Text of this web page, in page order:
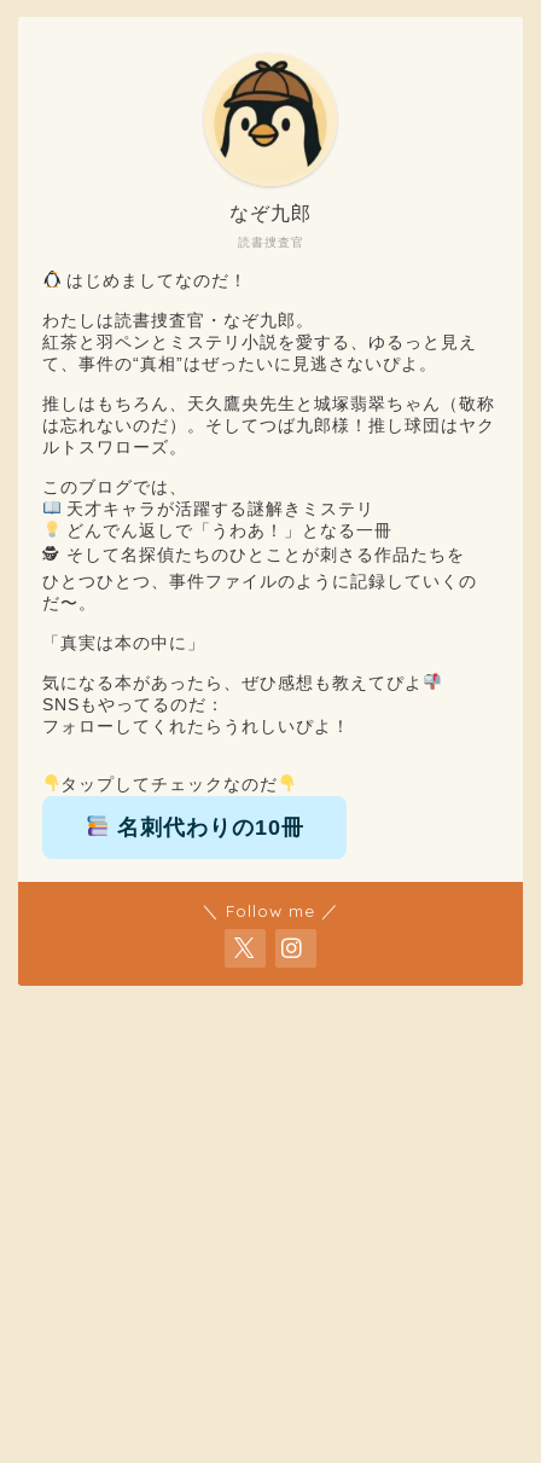
読書捜査官
なぞ九郎
はじめましてなのだ！
わたしは読書捜査官・なぞ九郎。
紅茶と羽ペンとミステリ小説を愛する、ゆるっと見え
て、事件の“真相”はぜったいに見逃さないぴよ。
推しはもちろん、天久鷹央先生と城塚翡翠ちゃん（敬称
は忘れないのだ）。そしてつば九郎様！推し球団はヤク
ルトスワローズ。
このブログでは、
天才キャラが活躍する謎解きミステリ
どんでん返しで「うわあ！」となる一冊
🕵️ そして名探偵たちのひとことが刺さる作品たちを
ひとつひとつ、事件ファイルのように記録していくの
だ〜。
「真実は本の中に」
気になる本があったら、ぜひ感想も教えてぴよ
SNSもやってるのだ：
フォローしてくれたらうれしいぴよ！
タップしてチェックなのだ
名刺代わりの10冊
＼ Follow me ／